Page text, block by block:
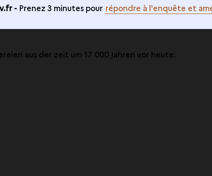
- Prenez 3 minutes pour répondre à l'enquête et
aus der zeit um 17 000 Jahren vor heute.